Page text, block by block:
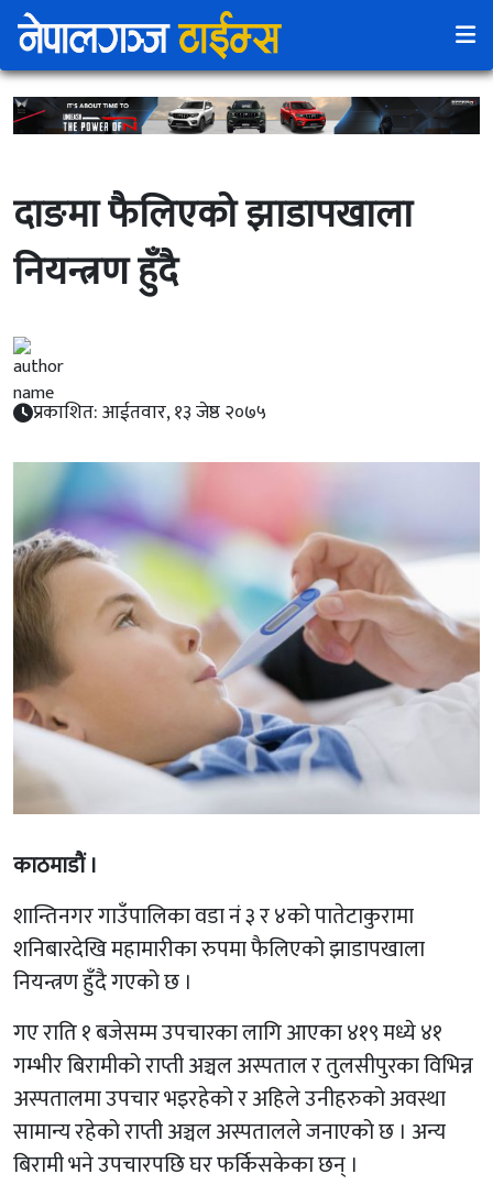
दाङमा फैलिएकाे झाडापखाला
नियन्त्रण हुँदै
प्रकाशित: आईतवार, १३ जेष्ठ २०७५
काठमाडाैं ।
शान्तिनगर गाउँपालिका वडा नं ३ र ४को पातेटाकुरामा
शनिबारदेखि महामारीका रुपमा फैलिएको झाडापखाला
नियन्त्रण हुँदै गएको छ ।
गए राति १ बजेसम्म उपचारका लागि आएका ४१९ मध्ये ४१
गम्भीर बिरामीको राप्ती अञ्चल अस्पताल र तुलसीपुरका विभिन्न
अस्पतालमा उपचार भइरहेको र अहिले उनीहरुको अवस्था
सामान्य रहेको राप्ती अञ्चल अस्पतालले जनाएको छ । अन्य
बिरामी भने उपचारपछि घर फर्किसकेका छन् ।